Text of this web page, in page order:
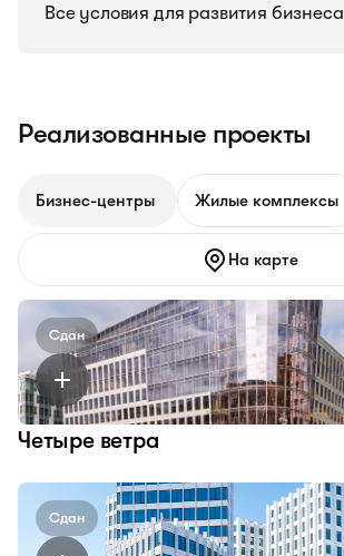
Все условия для развития бизнеса
Реализованные проекты
Бизнес-центры Жилые комплексы
На карте
Сдан
Четыре ветра
Сдан